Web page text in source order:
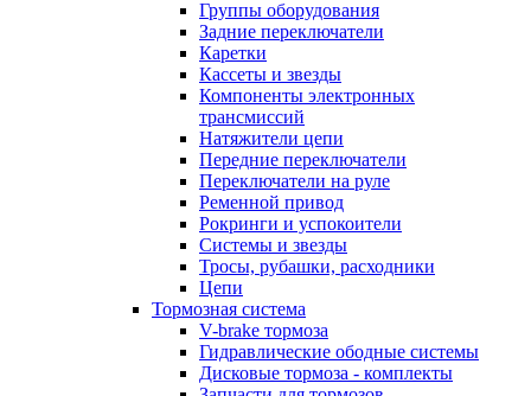
Группы оборудования
Задние переключатели
Каретки
Кассеты и звезды
Компоненты электронных
трансмиссий
Натяжители цепи
Передние переключатели
Переключатели на руле
Ременной привод
Рокринги и успокоители
Системы и звезды
Тросы, рубашки, расходники
Цепи
Тормозная система
V-brake тормоза
Гидравлические ободные системы
Дисковые тормоза - комплекты